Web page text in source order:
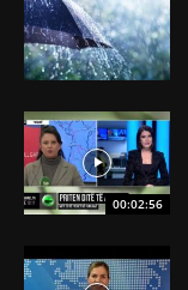
00:02:56